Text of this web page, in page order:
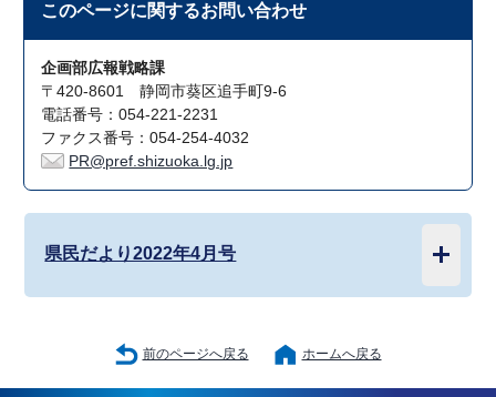
このページに関するお問い合わせ
企画部広報戦略課
〒420-8601 静岡市葵区追手町9-6
電話番号：054-221-2231
ファクス番号：054-254-4032
PR@pref.shizuoka.lg.jp
県民だより2022年4月号
前のページへ戻る ホームへ戻る